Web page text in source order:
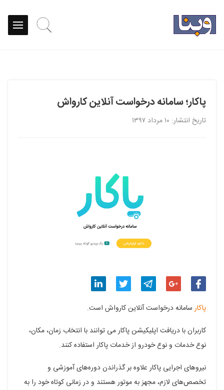
پاکار؛ سامانه درخواست آنلاین کارواش
تاریخ انتشار: ۱۰ مرداد ۱۳۹۷
در
در
پلاس
در
پاکارسامانه درخواست آنلاین کارواش است.
کاربران با دریافت اپلیکیشن پاکار می توانند با انتخاب زمان، مکان،
نوع خدمات و نوع خودرو از خدمات پاکار استفاده کنند.
نیروهای اجرایی پاکار علاوه بر گذراندن دوره‌های آموزشی و
تخصص‌های لازم، مجهز به موتور هستند و در زمانی کوتاه خود را به